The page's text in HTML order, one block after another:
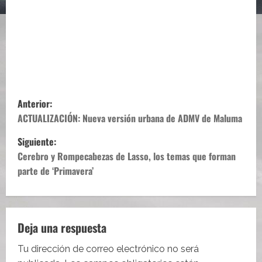
N
a
v
e
g
a
c
Anterior:
ACTUALIZACIÓN: Nueva versión urbana de ADMV de Maluma
Siguiente:
Cerebro y Rompecabezas de Lasso, los temas que forman
parte de ‘Primavera’
Deja una respuesta
Tu dirección de correo electrónico no será